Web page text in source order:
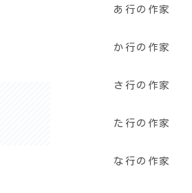
あ行の作家
か行の作家
さ行の作家
た行の作家
な行の作家